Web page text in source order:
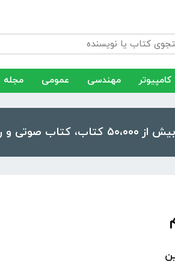
کامپیوتر مهندسی عمومی مجله
خود داشته باشید!